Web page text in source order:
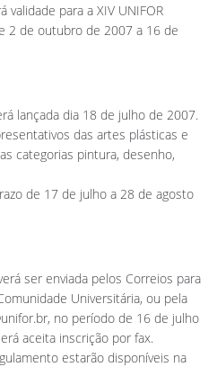
para a XIV UNIFOR
2 de outubro de 2007 a 16 de
lançada dia 18 de julho de 2007.
das artes plásticas e
categorias pintura, desenho,
de 17 de julho a 28 de agosto
ser enviada pelos Correios para
Universitária, ou pela
, no período de 16 de julho
aceita inscrição por fax.
estarão disponíveis na